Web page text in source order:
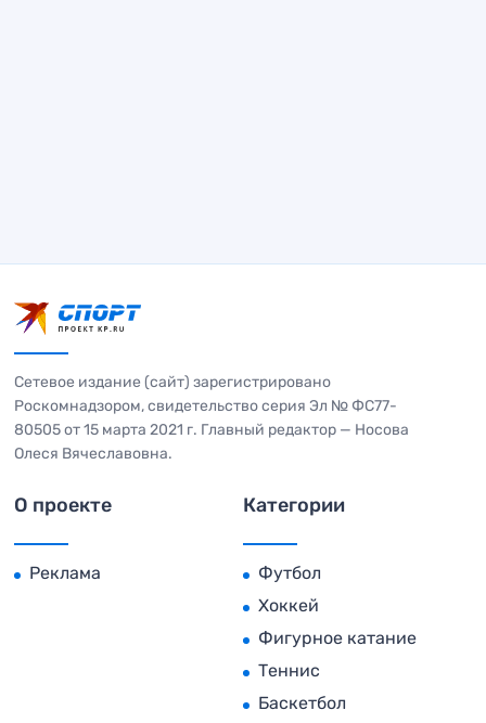
Сетевое издание (сайт) зарегистрировано
Роскомнадзором, свидетельство серия Эл № ФС77-
80505 от 15 марта 2021 г. Главный редактор — Носова
Олеся Вячеславовна.
О проекте
Реклама
Категории
Футбол
Хоккей
Фигурное катание
Теннис
Баскетбол